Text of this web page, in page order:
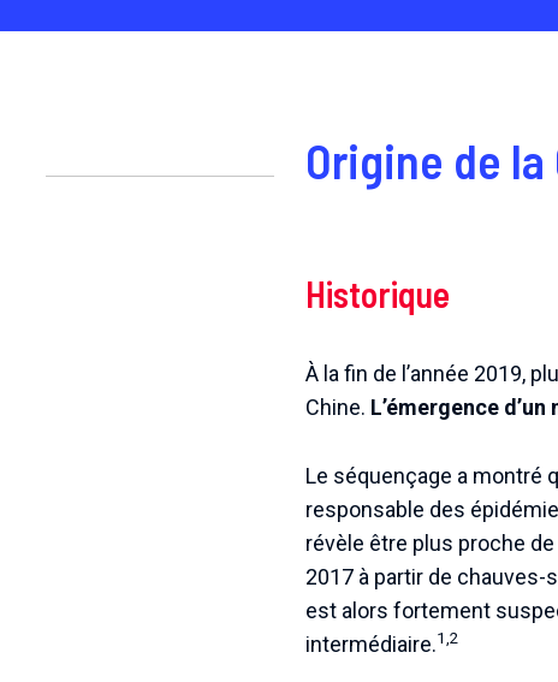
Origine de la
Historique
À la fin de l’année 2019,
Chine. L’émergence
Le séquençage a montré
responsable des
révèle être plus proche
2017 à partir de chauves-
est alors fortement
intermédiaire.1,2